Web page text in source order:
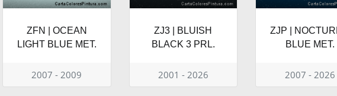
ZFN | OCEAN
LIGHT BLUE MET.
2007 - 2009
ZJ3 | BLUISH
BLACK 3 PRL.
2001 - 2026
ZJP |
BLUE MET.
2007 - 2026